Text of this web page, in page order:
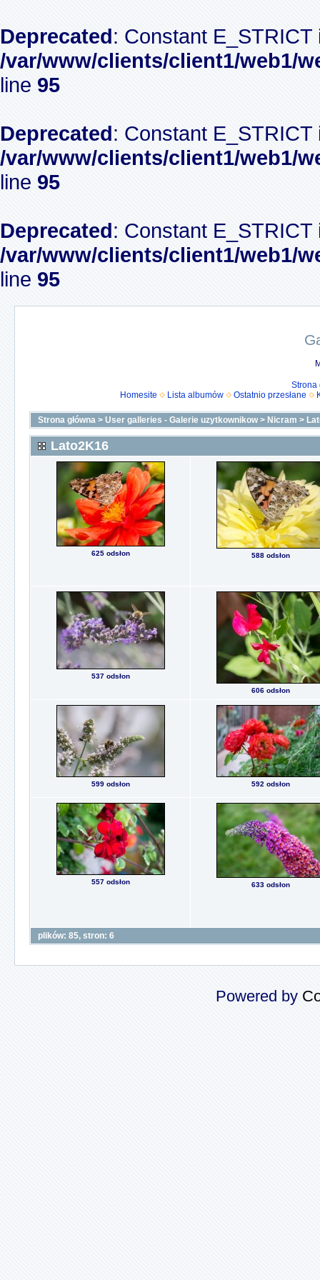
Deprecated: Constant
/var/www/clients/client1/web1/
line 95
Deprecated: Constant
/var/www/clients/client1/web1/
line 95
Deprecated: Constant
/var/www/clients/client1/web1/
line 95
Strona
Homesite
Lista albumów Ostatnio przesłane
Strona główna > User galleries - Galerie uzytkownikow> Nicram >
Lato2K16
625 odsłon 588 odsłon
537 odsłon
606 odsłon
599 odsłon 592 odsłon
557 odsłon 633 odsłon
plików: 85, stron: 6
Powered by